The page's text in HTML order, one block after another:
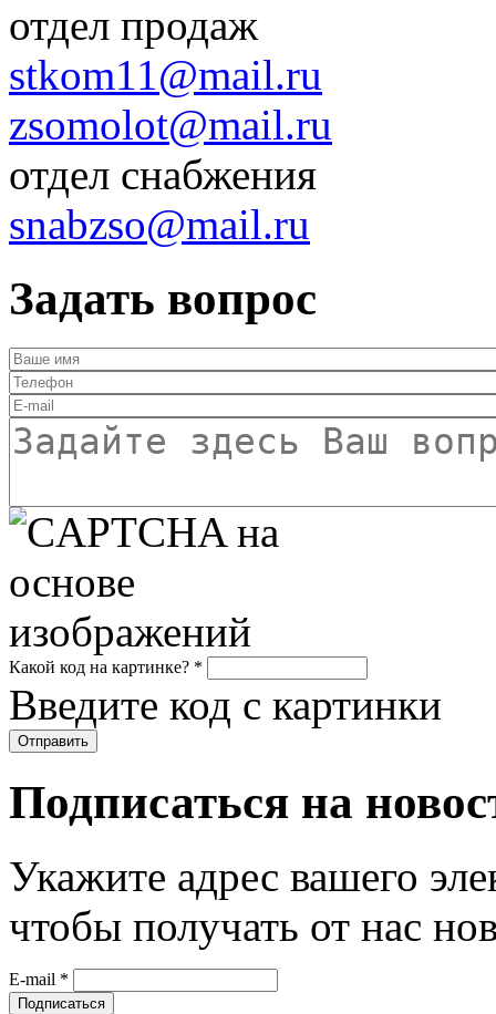
отдел продаж
stkom11@mail.ru
zsomolot@mail.ru
отдел снабжения
snabzso@mail.ru
Задать вопрос
Ваше имя
Телефон
E-mail
Текст
Какой код на картинке? *
Введите код с картинки
Подписаться на
Укажите адрес вашего
чтобы получать от нас
E-mail *